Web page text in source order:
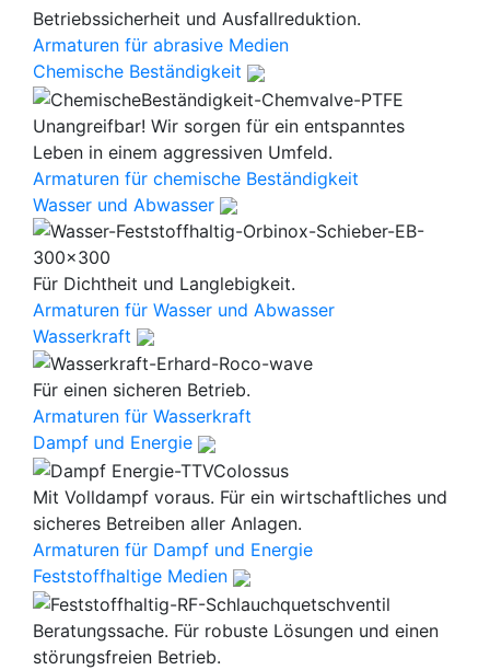
Betriebssicherheit und Ausfallreduktion.
Armaturen für abrasive Medien
Chemische Beständigkeit
Unangreifbar! Wir sorgen für ein entspanntes
Leben in einem aggressiven Umfeld.
Armaturen für chemische Beständigkeit
Wasser und Abwasser
Für Dichtheit und Langlebigkeit.
Armaturen für Wasser und Abwasser
Wasserkraft
Für einen sicheren Betrieb.
Armaturen für Wasserkraft
Dampf und Energie
Mit Volldampf voraus. Für ein wirtschaftliches und
sicheres Betreiben aller Anlagen.
Armaturen für Dampf und Energie
Feststoffhaltige Medien
Beratungssache. Für robuste Lösungen und einen
störungsfreien Betrieb.